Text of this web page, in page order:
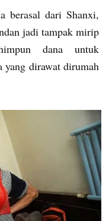
berasal dari Shanxi,
jadi tampak mirip
dana untuk
yang dirawat dirumah